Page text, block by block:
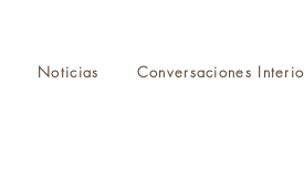
Noticias Conversaciones